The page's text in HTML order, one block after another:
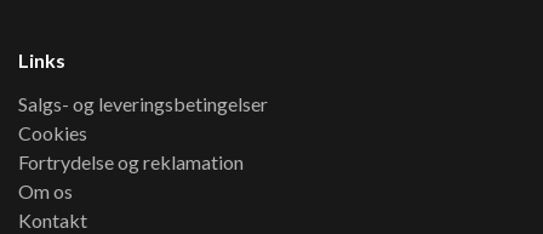
Links
Salgs- og leveringsbetingelser
Cookies
Fortrydelse og reklamation
Om os
Kontakt